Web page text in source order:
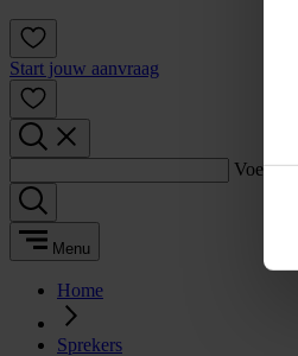
Start jouw aanvraag
Voer
Menu
Home
Sprekers